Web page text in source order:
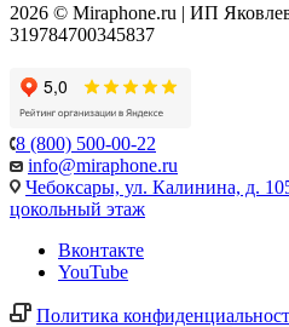
2026 © Miraphone.ru | ИП
319784700345837
8 (800) 500-00-22
info@miraphone.ru
Чебоксары, ул. Калинина, д.
цокольный этаж
Вконтакте
YouTube
Политика